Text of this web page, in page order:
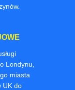
Londynu,
miasta
UK do